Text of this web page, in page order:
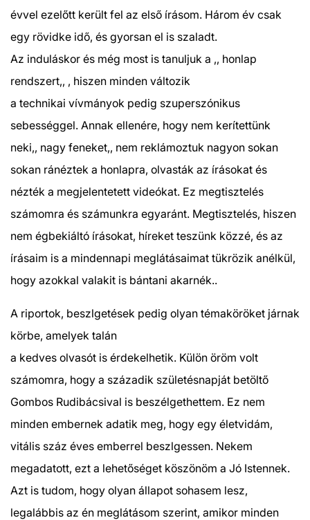
évvel ezelőtt került fel az első írásom. Három év csak
egy rövidke idő, és gyorsan el is szaladt.
Az induláskor és még most is tanuljuk a ,, honlap
rendszert,, , hiszen minden változik
a technikai vívmányok pedig szuperszónikus
sebességgel. Annak ellenére, hogy nem kerítettünk
neki,, nagy feneket,, nem reklámoztuk nagyon sokan
sokan ránéztek a honlapra, olvasták az írásokat és
nézték a megjelentetett videókat. Ez megtisztelés
számomra és számunkra egyaránt. Megtisztelés, hiszen
nem égbekiáltó írásokat, híreket teszünk közzé, és az
írásaim is a mindennapi meglátásaimat tükrözik anélkül,
hogy azokkal valakit is bántani akarnék..
A riportok, beszlgetések pedig olyan témaköröket járnak
körbe, amelyek talán
a kedves olvasót is érdekelhetik. Külön öröm volt
számomra, hogy a századik születésnapját betöltő
Gombos Rudibácsival is beszélgethettem. Ez nem
minden embernek adatik meg, hogy egy életvidám,
vitális száz éves emberrel beszlgessen. Nekem
megadatott, ezt a lehetőséget köszönöm a Jó Istennek.
Azt is tudom, hogy olyan állapot sohasem lesz,
legalábbis az én meglátásom szerint, amikor minden